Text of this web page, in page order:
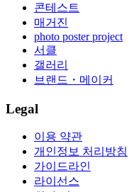
콘테스트
매거진
photo poster project
서클
갤러리
브랜드・메이커
Legal
이용 약관
개인정보 처리방침
가이드라인
라이선스